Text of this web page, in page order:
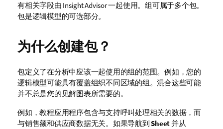
有相关字段由 Insight Advisor 一起使用。组可属于多个包。
包是逻辑模型的可选部分。
为什么创建包？
包定义了在分析中应该一起使用的组的范围。例如，您的
逻辑模型可能具有覆盖组织不同区域的组。混合这些可能
并不总是您的见解图表所需要的。
例如，教程应用程序包含与支持呼叫处理相关的数据，而
与销售额和供应商数据无关。如果导航到Sheet并从